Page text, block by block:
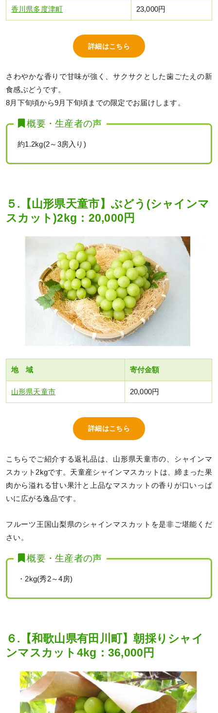
香川県多度津町 23,000円
詳細はこちら
さわやかな香りで甘味が強く、サクサクとした歯ごたえの新
食感ぶどうです。
8月下旬頃から9月下旬頃までの限定でお届けします。
概要・生産者の声
約1.2kg(2～3房入り)
５.【山形県天童市】ぶどう(シャインマ
スカット)2kg：20,000円
地 域 寄付金額
山形県天童市 20,000円
詳細はこちら
こちらでご紹介する返礼品は、山形県天童市の、シャインマ
スカット2kgです。天童産シャインマスカットは、締まった果
肉から溢れる甘い果汁と上品なマスカットの香りが口いっぱ
いに広がる逸品です。
フルーツ王国山梨県のシャインマスカットを是非ご堪能くだ
さい。
概要・生産者の声
・2kg(秀2～4房)
６.【和歌山県有田川町】朝採りシャイ
ンマスカット4kg：36,000円